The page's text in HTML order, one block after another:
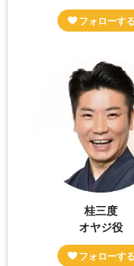
桂三度
オヤジ役